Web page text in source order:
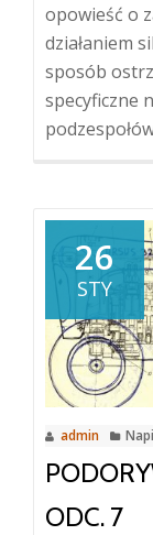
opowieść o
działaniem
sposób
specyficzne
26
STY
admin
ODC. 7